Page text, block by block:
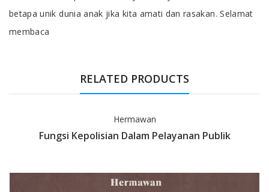
betapa unik dunia anak jika kita amati dan rasakan. Selamat
membaca
RELATED PRODUCTS
Hermawan
Fungsi Kepolisian Dalam Pelayanan Publik